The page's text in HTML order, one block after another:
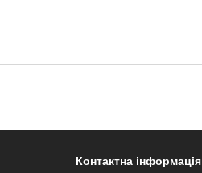
Контактна інформація